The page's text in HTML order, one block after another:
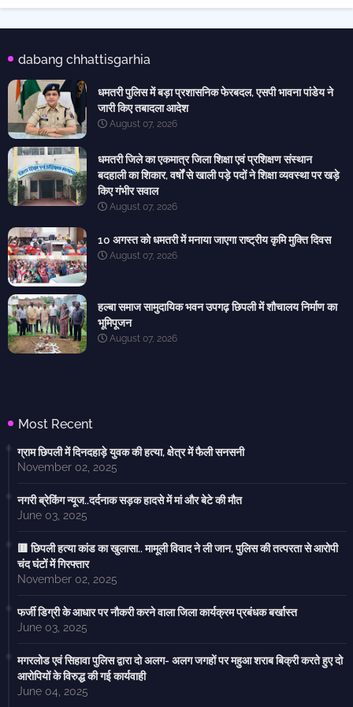
dabang chhattisgarhia
धमतरी पुलिस में बड़ा प्रशासनिक फेरबदल, एसपी भावना पांडेय ने
जारी किए तबादला आदेश
August 07, 2026
धमतरी जिले का एकमात्र जिला शिक्षा एवं प्रशिक्षण संस्थान
बदहाली का शिकार, वर्षों से खाली पड़े पदों ने शिक्षा व्यवस्था पर खड़े
किए गंभीर सवाल
August 07, 2026
10 अगस्त को धमतरी में मनाया जाएगा राष्ट्रीय कृमि मुक्ति दिवस
August 07, 2026
हल्बा समाज सामुदायिक भवन उपगढ़ छिपली में शौचालय निर्माण का
भूमिपूजन
August 07, 2026
Most Recent
ग्राम छिपली में दिनदहाड़े युवक की हत्या, क्षेत्र में फैली सनसनी
November 02, 2025
नगरी ब्रेकिंग न्यूज..दर्दनाक सड़क हादसे में मां और बेटे की मौत
June 03, 2025
🟥 छिपली हत्या कांड का खुलासा.. मामूली विवाद ने ली जान, पुलिस की तत्परता से आरोपी
चंद घंटों में गिरफ्तार
November 02, 2025
फर्जी डिग्री के आधार पर नौकरी करने वाला जिला कार्यक्रम प्रबंधक बर्खास्त
June 03, 2025
मगरलोड एवं सिहावा पुलिस द्वारा दो अलग- अलग जगहों पर महुआ शराब बिक्री करते हुए दो
आरोपियों के विरुद्ध की गई कार्यवाही
June 04, 2025